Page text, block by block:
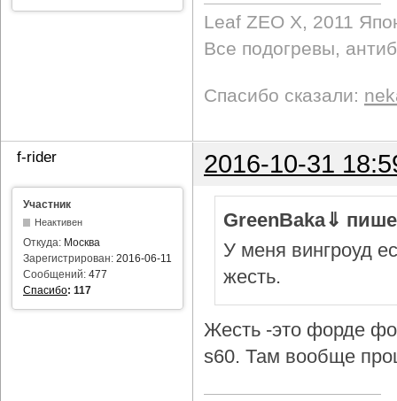
Leaf ZEO Х, 2011
Все подогревы,
Спасибо сказали:
f-rider 2016-10-31
Участник
Неактивен
Откуда: Москва
Зарегистрирован: 2016-06-11
Сообщений: 477
Спасибо: 117
GreenBaka⇓
У меня вингроуд
жесть.
Жесть -это форде
s60. Там вообще